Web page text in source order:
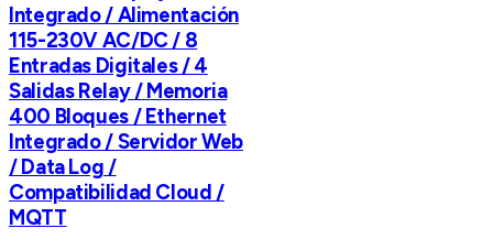
Integrado / Alimentación
115-230V AC/DC / 8
Entradas Digitales / 4
Salidas Relay / Memoria
400 Bloques / Ethernet
Integrado / Servidor Web
/ Data Log /
Compatibilidad Cloud /
MQTT